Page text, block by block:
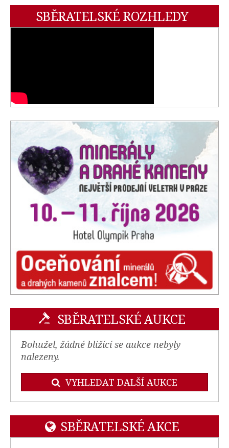
SBĚRATELSKÉ ROZHLEDY
SBĚRATELSKÉ AUKCE
Bohužel, žádné blížící se aukce nebyly
nalezeny.
VYHLEDAT DALŠÍ AUKCE
SBĚRATELSKÉ AKCE